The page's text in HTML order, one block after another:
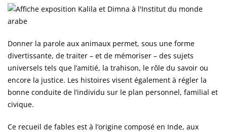
Donner la parole aux animaux permet, sous une forme
divertissante, de traiter – et de mémoriser – des sujets
universels tels que l’amitié, la trahison, le rôle du savoir ou
encore la justice. Les histoires visent également à régler la
bonne conduite de l’individu sur le plan personnel, familial et
civique.
Ce recueil de fables est à l’origine composé en Inde, aux